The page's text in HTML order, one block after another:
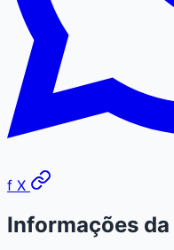
f X
Informações